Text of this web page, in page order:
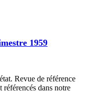
1959
Revue de référence
dans notre